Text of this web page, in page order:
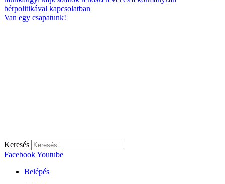
bérpolitikával kapcsolatban
Van egy csapatunk!
Keresés
FacebookYoutube
Belépés